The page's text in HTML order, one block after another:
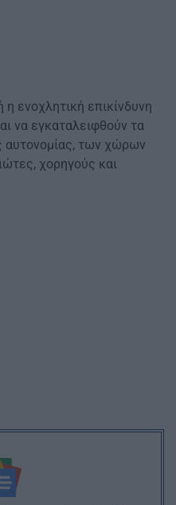
ενοχλητική επικίνδυνη
να εγκαταλειφθούν τα
αυτονομίας, των χώρων
χορηγούς και